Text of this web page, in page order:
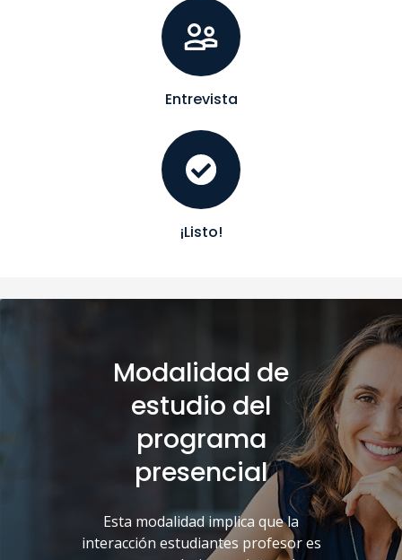
Entrevista
¡Listo!
Modalidad de
estudio del
programa
presencial
Esta modalidad implica que la
interacción estudiantes profesor es